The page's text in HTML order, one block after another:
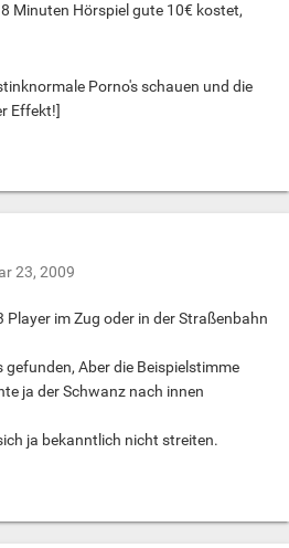
Minuten Hörspiel gute 10€ kostet,
Porno's schauen und die
Effekt!]
23, 2009
Player im Zug oder in der Straßenbahn
Aber die Beispielstimme
ja der Schwanz nach innen
ja bekanntlich nicht streiten.